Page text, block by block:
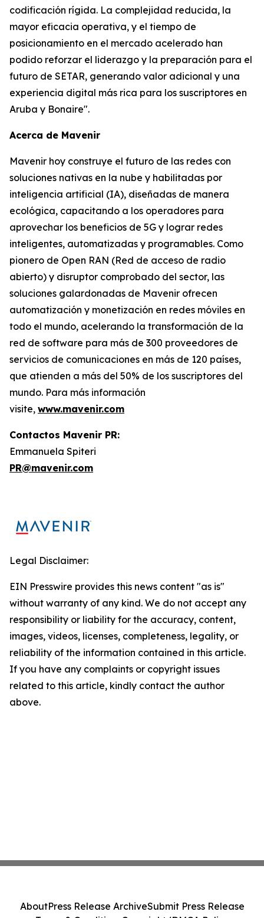
codificación rígida. La complejidad reducida, la
mayor eficacia operativa, y el tiempo de
posicionamiento en el mercado acelerado han
podido reforzar el liderazgo y la preparación para el
futuro de SETAR, generando valor adicional y una
experiencia digital más rica para los suscriptores en
Aruba y Bonaire".
Acerca de Mavenir
Mavenir hoy construye el futuro de las redes con
soluciones nativas en la nube y habilitadas por
inteligencia artificial (IA), diseñadas de manera
ecológica, capacitando a los operadores para
aprovechar los beneficios de 5G y lograr redes
inteligentes, automatizadas y programables. Como
pionero de Open RAN (Red de acceso de radio
abierto) y disruptor comprobado del sector, las
soluciones galardonadas de Mavenir ofrecen
automatización y monetización en redes móviles en
todo el mundo, acelerando la transformación de la
red de software para más de 300 proveedores de
servicios de comunicaciones en más de 120 países,
que atienden a más del 50% de los suscriptores del
mundo. Para más información
visite, www.mavenir.com
Contactos Mavenir PR:
Emmanuela Spiteri
PR@mavenir.com
Legal Disclaimer:
EIN Presswire provides this news content "as is"
without warranty of any kind. We do not accept any
responsibility or liability for the accuracy, content,
images, videos, licenses, completeness, legality, or
reliability of the information contained in this article.
If you have any complaints or copyright issues
related to this article, kindly contact the author
above.
AboutPress Release ArchiveSubmit Press Release